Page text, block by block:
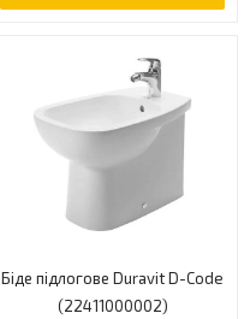
Біде підлогове Duravit D-Code
(22411000002)